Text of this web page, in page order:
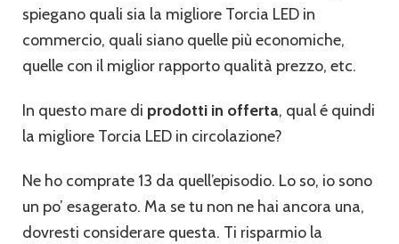
spiegano quali sia la migliore Torcia LED in
commercio, quali siano quelle più economiche,
quelle con il miglior rapporto qualità prezzo, etc.
In questo mare di prodotti in offerta, qual é quindi
la migliore Torcia LED in circolazione?
Ne ho comprate 13 da quell’episodio. Lo so, io sono
un po’ esagerato. Ma se tu non ne hai ancora una,
dovresti considerare questa. Ti risparmio la